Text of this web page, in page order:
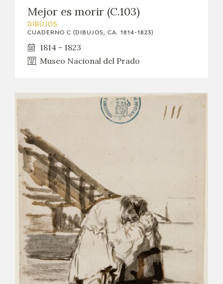
Mejor es morir (C.103)
DIBUJOS
CUADERNO C (DIBUJOS, CA. 1814-1823)
1814 - 1823
Museo Nacional del Prado